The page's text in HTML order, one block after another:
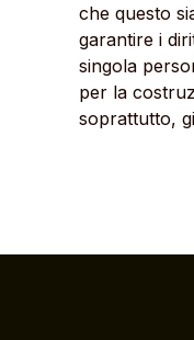
che questo
garantire i
singola
per la
soprattutto,